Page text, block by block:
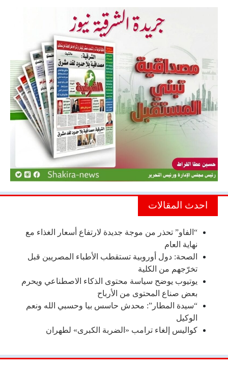
احدث المقالات
“الفاو” تحذر من موجة جديدة لارتفاع أسعار الغذاء مع
نهاية العام
الصحة: دول أوروبية تستقطب الأطباء المصريين قبل
تخرّجهم من الكلية
يوتيوب يوضح سياسة محتوى الذكاء الاصطناعي ويحرم
بعض صناع المحتوى من الأرباح
“سيدة المطار”: محدش حاسس بيا وحسبي الله ونعم
الوكيل
كواليس إلغاء ترامب «الضربة الكبرى» لطهران